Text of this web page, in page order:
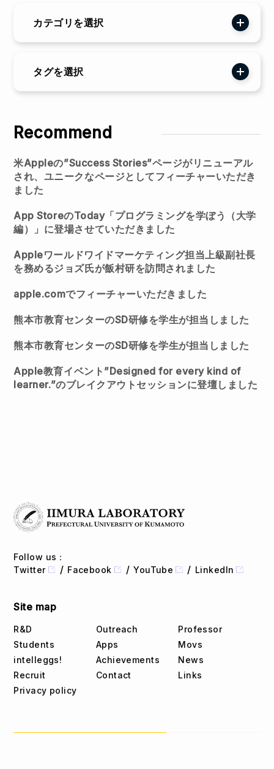
カテゴリを選択
Event Info
タグを選択
ADE2019 intelleggs!
アウトリーチ
メディア報道
作品等
学術貢献活動
教育
研究開発
社会貢献活動
Recommend
米Appleの”Success Stories”ページがリニューアル
され、ユニークなページとしてフィーチャーいただき
ました
App StoreのToday「プログラミングを学ぼう（大学
編）」に登場させていただきました
Appleワールドワイドマーケティング担当上級副社長
を務めるジョズ氏が飯村研を訪問されました
apple.comでフィーチャーいただきました
熊本市教育センターのSD研修を学生が担当しました
熊本市教育センターのSD研修を学生が担当しました
Apple教育イベント”Designed for every kind of
learner.”のブレイクアウトセッションに登壇しました
Follow us：
Twitter
Facebook YouTube LinkedIn
Site map
R&D Outreach
Professor
Students
Apps
Movs
intelleggs!
Achievements
News
Recruit
Contact
Links
Privacy policy